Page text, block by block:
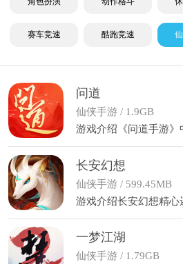
赛车竞速 酷跑竞速
问道
仙侠手游 / 1.9GB
游戏介绍《问道手游》
长安幻想
仙侠手游 / 599.45MB
游戏介绍长安幻想精心
一梦江湖
仙侠手游 / 1.79GB